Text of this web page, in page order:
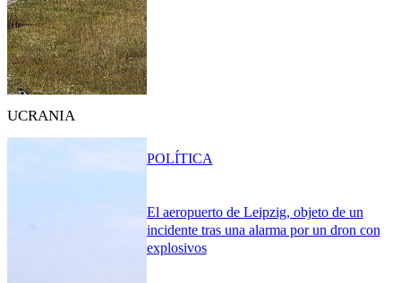
UCRANIA
El aeropuerto de Leipzig, objeto de un
incidente tras una alarma por un dron con
explosivos
POLÍTICA